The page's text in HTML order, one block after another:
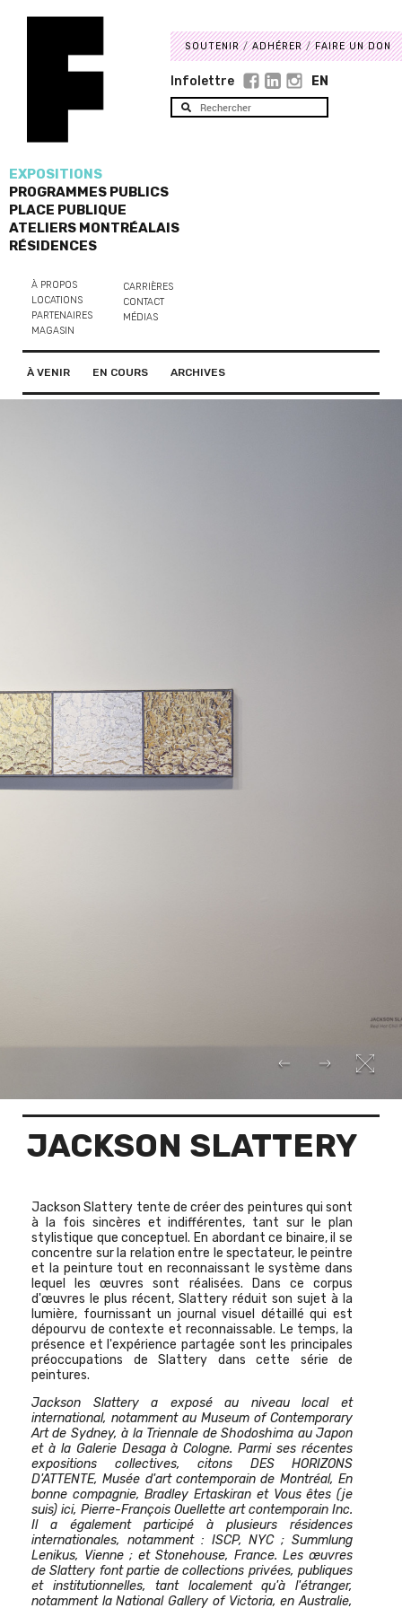
EXPOSITIONS
PROGRAMMES PUBLICS
PLACE PUBLIQUE
ATELIERS MONTRÉALAIS
RÉSIDENCES
À PROPOS
LOCATIONS
PARTENAIRES
MAGASIN
CARRIÈRES
CONTACT
MÉDIAS
SOUTENIR ADHÉRER FAIRE UN DON
Infolettre EN
À VENIR EN COURS ARCHIVES
JACKSON SLATTERY
Jackson Slattery tente de créer des peintures qui sont
à la fois sincères et indifférentes, tant sur le plan
stylistique que conceptuel. En abordant ce binaire, il se
concentre sur la relation entre le spectateur, le peintre
et la peinture tout en reconnaissant le système dans
lequel les œuvres sont réalisées. Dans ce corpus
d'œuvres le plus récent, Slattery réduit son sujet à la
lumière, fournissant un journal visuel détaillé qui est
dépourvu de contexte et reconnaissable. Le temps, la
présence et l'expérience partagée sont les principales
préoccupations de Slattery dans cette série de
peintures.
Jackson Slattery a exposé au niveau local et
international, notamment au Museum of Contemporary
Art de Sydney, à la Triennale de Shodoshima au Japon
et à la Galerie Desaga à Cologne. Parmi ses récentes
expositions collectives, citons DES HORIZONS
D'ATTENTE, Musée d'art contemporain de Montréal, En
bonne compagnie, Bradley Ertaskiran et Vous êtes (je
suis) ici, Pierre-François Ouellette art contemporain Inc.
Il a également participé à plusieurs résidences
internationales, notamment : ISCP, NYC ; Summlung
Lenikus, Vienne ; et Stonehouse, France. Les œuvres
de Slattery font partie de collections privées, publiques
et institutionnelles, tant localement qu'à l'étranger,
notamment la National Gallery of Victoria, en Australie,